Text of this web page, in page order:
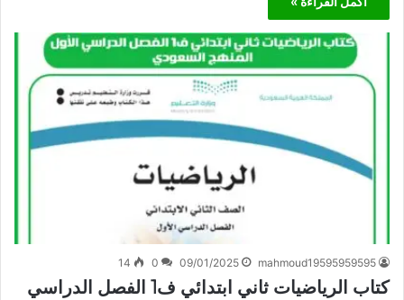
mahmoud19595959595
09/01/2025
0
14
كتاب الرياضيات ثاني ابتدائي ف1 الفصل الدراسي